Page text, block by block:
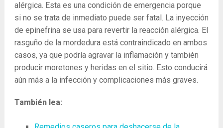
alérgica. Esta es una condición de emergencia porque
si no se trata de inmediato puede ser fatal. La inyección
de epinefrina se usa para revertir la reacción alérgica. El
rasguño de la mordedura está contraindicado en ambos
casos, ya que podría agravar la inflamación y también
producir moretones y heridas en el sitio. Esto conducirá
aún más a la infección y complicaciones más graves.
También lea: